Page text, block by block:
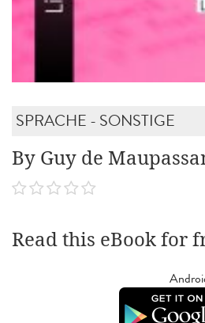
SPRACHE - SONSTIGE
By Guy de
Read this eBook for